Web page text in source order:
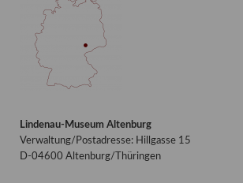
Lindenau-Museum Altenburg
Verwaltung/Postadresse: Hillgasse 15
D-04600 Altenburg/Thüringen